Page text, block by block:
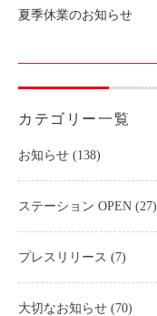
夏季休業のお知らせ
カテゴリー一覧
お知らせ (138)
ステーション OPEN (27)
プレスリリース (7)
大切なお知らせ (70)